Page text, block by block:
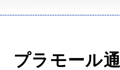
プラモール